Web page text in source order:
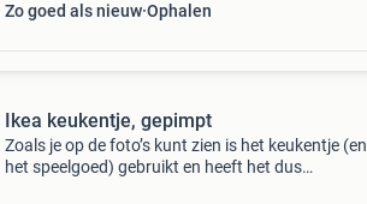
Zo goed als nieuw Ophalen
Ikea keukentje, gepimpt
Zoals je op de foto’s kunt zien is het keukentje (en
het speelgoed) gebruikt en heeft het dus